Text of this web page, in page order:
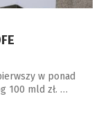
w ponad
100 mld zł. …